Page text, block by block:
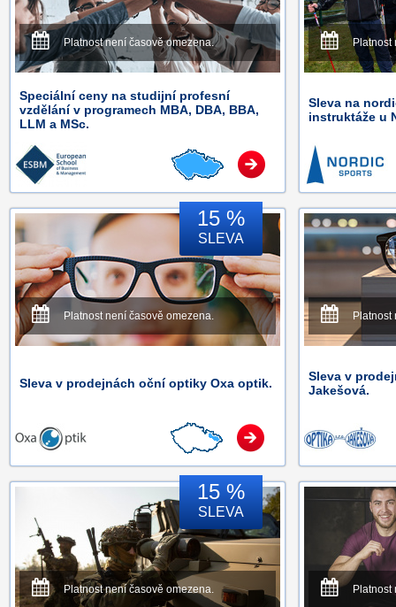
Platnost není časově omezena.
Speciální ceny na studijní profesní
vzdělání v programech MBA, DBA, BBA,
LLM a MSc.
Platnost
Sleva na
instruktáže u
15 %
SLEVA
Platnost není časově omezena.
Sleva v prodejnách oční optiky Oxa optik.
Platnost
Sleva v
Jakešová.
15 %
SLEVA
Platnost není časově omezena. Platnost